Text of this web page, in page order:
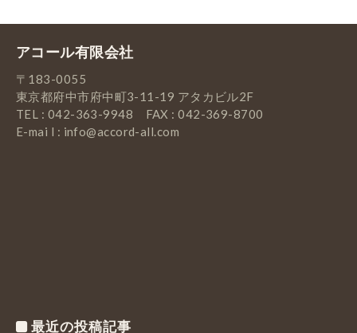
アコール有限会社
〒183-0055
東京都府中市府中町3-11-19 アタカビル2F
TEL : 042-363-9948 FAX : 042-369-8700
E-mai l : info@accord-all.com
最近の投稿記事